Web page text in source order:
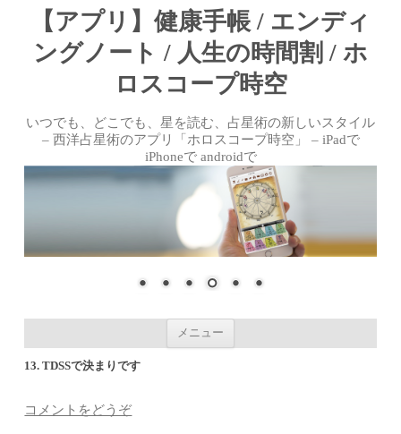
【アプリ】健康手帳 / エンディ
ングノート / 人生の時間割 / ホ
ロスコープ時空
いつでも、どこでも、星を読む、占星術の新しいスタイル
– 西洋占星術のアプリ「ホロスコープ時空」 – iPadで
iPhoneで androidで
メニュー
13. TDSSで決まりです
コメントをどうぞ